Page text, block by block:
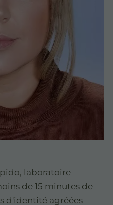
laboratoire
de 15 minutes de
d'identité agréées